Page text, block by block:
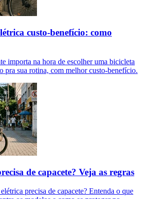
custo-benefício: como
importa na hora de escolher uma bicicleta
pra sua rotina, com melhor custo-benefício.
de capacete? Veja as regras
precisa de capacete? Entenda o que